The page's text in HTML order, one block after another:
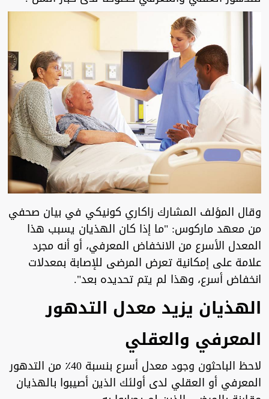
وقال المؤلف المشارك زاكاري كونيكي في بيان صحفي
من معهد ماركوس: "ما إذا كان الهذيان يسبب هذا
المعدل الأسرع من الانخفاض المعرفي، أو أنه مجرد
علامة على إمكانية تعرض المرضى للإصابة بمعدلات
انخفاض أسرع، وهذا لم يتم تحديده بعد".
الهذيان يزيد معدل التدهور
المعرفي والعقلي
لاحظ الباحثون وجود معدل أسرع بنسبة 40٪ من التدهور
المعرفي أو العقلي لدى أولئك الذين أصيبوا بالهذيان